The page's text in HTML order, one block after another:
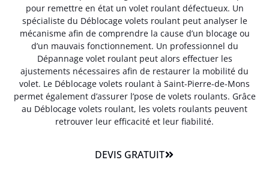
pour remettre en état un volet roulant défectueux. Un
spécialiste du Déblocage volets roulant peut analyser le
mécanisme afin de comprendre la cause d’un blocage ou
d’un mauvais fonctionnement. Un professionnel du
Dépannage volet roulant peut alors effectuer les
ajustements nécessaires afin de restaurer la mobilité du
volet. Le Déblocage volets roulant à Saint-Pierre-de-Mons
permet également d’assurer l’pose de volets roulants. Grâce
au Déblocage volets roulant, les volets roulants peuvent
retrouver leur efficacité et leur fiabilité.
DEVIS GRATUIT